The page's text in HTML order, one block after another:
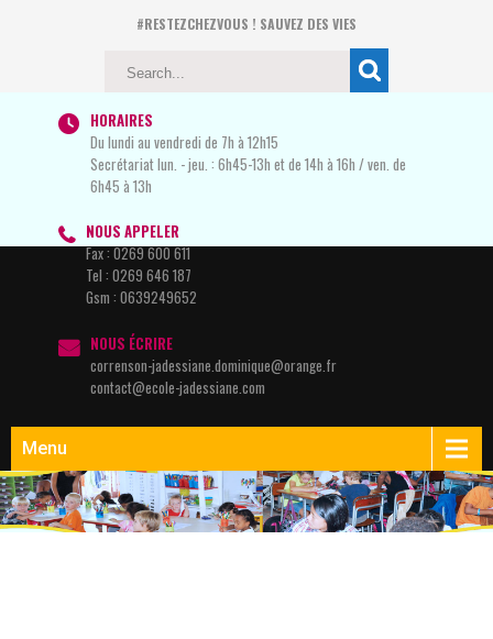
#RESTEZCHEZVOUS ! SAUVEZ DES VIES
HORAIRES
Du lundi au vendredi de 7h à 12h15
Secrétariat lun. - jeu. : 6h45-13h et de 14h à 16h / ven. de
6h45 à 13h
NOUS APPELER
Fax :0269 600 611
Tel : 0269 646 187
Gsm : 0639249652
NOUS ÉCRIRE
correnson-jadessiane.dominique@orange.fr
contact@ecole-jadessiane.com
Menu